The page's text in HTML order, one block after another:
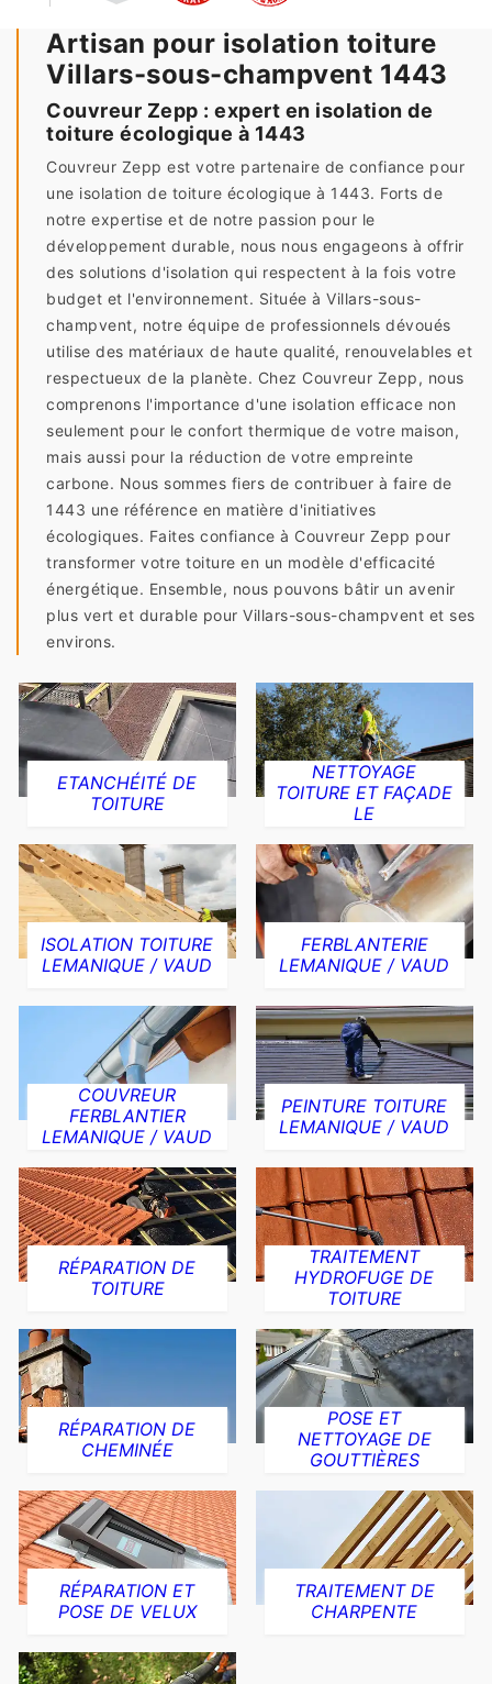
Artisan pour isolation toiture
Villars-sous-champvent 1443
Couvreur Zepp : expert en isolation de
toiture écologique à 1443
Couvreur Zepp est votre partenaire de confiance pour
une isolation de toiture écologique à 1443. Forts de
notre expertise et de notre passion pour le
développement durable, nous nous engageons à offrir
des solutions d'isolation qui respectent à la fois votre
budget et l'environnement. Située à Villars-sous-
champvent, notre équipe de professionnels dévoués
utilise des matériaux de haute qualité, renouvelables et
respectueux de la planète. Chez Couvreur Zepp, nous
comprenons l'importance d'une isolation efficace non
seulement pour le confort thermique de votre maison,
mais aussi pour la réduction de votre empreinte
carbone. Nous sommes fiers de contribuer à faire de
1443 une référence en matière d'initiatives
écologiques. Faites confiance à Couvreur Zepp pour
transformer votre toiture en un modèle d'efficacité
énergétique. Ensemble, nous pouvons bâtir un avenir
plus vert et durable pour Villars-sous-champvent et ses
environs.
ETANCHÉITÉ DE
TOITURE
NETTOYAGE
TOITURE ET FAÇADE
LE
ISOLATION TOITURE
LEMANIQUE / VAUD
FERBLANTERIE
LEMANIQUE / VAUD
COUVREUR
FERBLANTIER
LEMANIQUE / VAUD
PEINTURE TOITURE
LEMANIQUE / VAUD
RÉPARATION DE
TOITURE
TRAITEMENT
HYDROFUGE DE
TOITURE
RÉPARATION DE
CHEMINÉE
POSE ET
NETTOYAGE DE
GOUTTIÈRES
RÉPARATION ET
POSE DE VELUX
TRAITEMENT DE
CHARPENTE